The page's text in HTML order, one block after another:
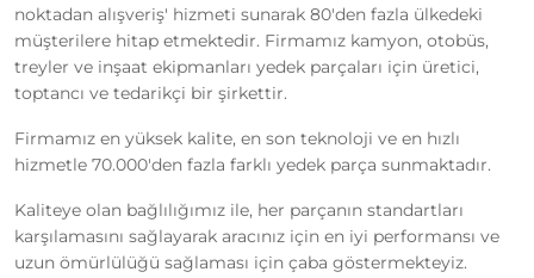
noktadan alışveriş' hizmeti sunarak 80'den fazla ülkedeki
müşterilere hitap etmektedir. Firmamız kamyon, otobüs,
treyler ve inşaat ekipmanları yedek parçaları için üretici,
toptancı ve tedarikçi bir şirkettir.
Firmamız en yüksek kalite, en son teknoloji ve en hızlı
hizmetle 70.000'den fazla farklı yedek parça sunmaktadır.
Kaliteye olan bağlılığımız ile, her parçanın standartları
karşılamasını sağlayarak aracınız için en iyi performansı ve
uzun ömürlülüğü sağlaması için çaba göstermekteyiz.